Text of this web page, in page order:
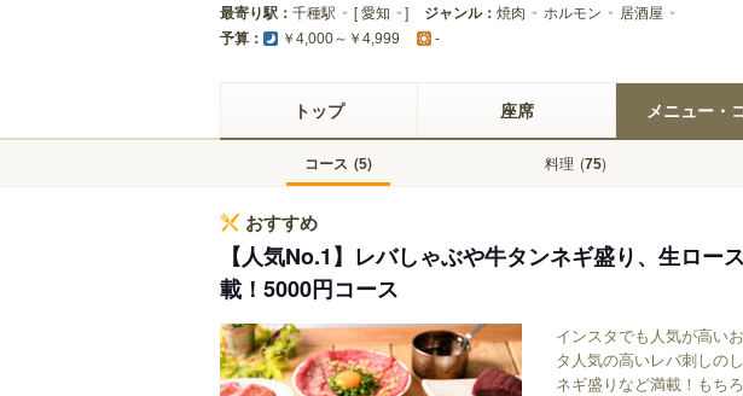
最寄り駅： 千種駅 [愛知 ] ジャンル： 焼肉 ホルモン 居酒屋
予算： ￥4,000～￥4,999 -
トップ 座席 メニュー・
コース (5) 料理 (75)
おすすめ
【人気No.1】レバしゃぶや牛タンネギ盛り、生ロー
載！5000円コース
インスタでも人気が高い
タ人気の高いレバ刺しの
ネギ盛りなど満載！もち